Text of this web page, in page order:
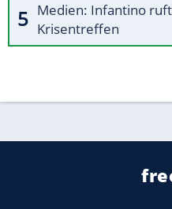
Medien: Infantino
Krisentreffen